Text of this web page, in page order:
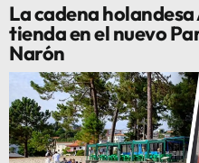
La cadena
tienda en el nuevo
Narón